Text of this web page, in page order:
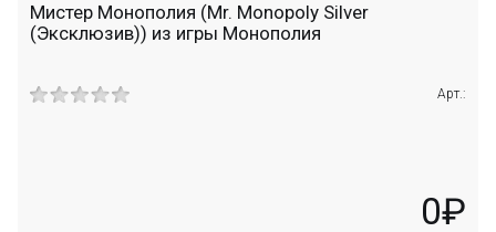
Мистер Монополия (Mr. Monopoly Silver
(Эксклюзив)) из игры Монополия
Арт.:
0₽